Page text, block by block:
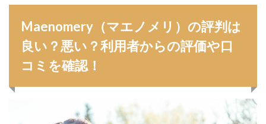
Maenomery（マエノメリ）の評判は
良い？悪い？利用者からの評価や口
コミを確認！